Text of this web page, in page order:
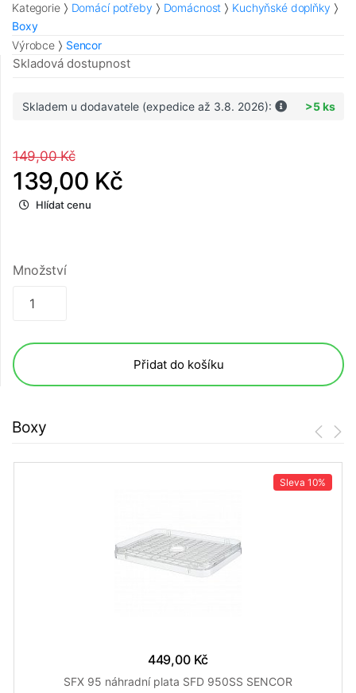
Kategorie Domácí potřeby Domácnost
Kuchyňské doplňky
Boxy
Výrobce
Sencor
Skladová dostupnost
Skladem u dodavatele (expedice až 3.8. 2026): >5 ks
149,00 Kč
139,00 Kč
Hlídat cenu
Množství
Přidat do košíku
Boxy
Sleva 10%
449,00 Kč
SFX 95 náhradní plata SFD 950SS SENCOR